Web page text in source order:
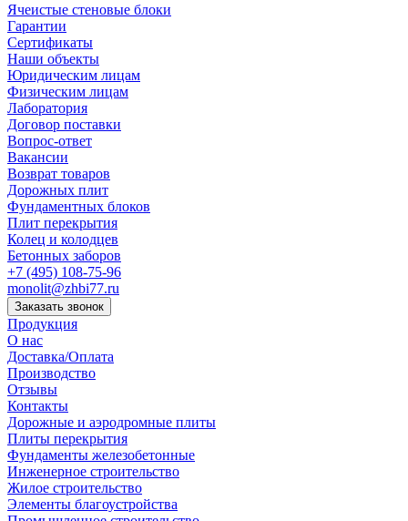
Ячеистые стеновые блоки
Гарантии
Сертификаты
Наши объекты
Юридическим лицам
Физическим лицам
Лаборатория
Договор поставки
Вопрос-ответ
Вакансии
Возврат товаров
Дорожных плит
Фундаментных блоков
Плит перекрытия
Колец и колодцев
Бетонных заборов
+7 (495) 108-75-96
monolit@zhbi77.ru
Заказать звонок
Продукция
О нас
Доставка/Оплата
Производство
Отзывы
Контакты
Дорожные и аэродромные плиты
Плиты перекрытия
Фундаменты железобетонные
Инженерное строительство
Жилое строительство
Элементы благоустройства